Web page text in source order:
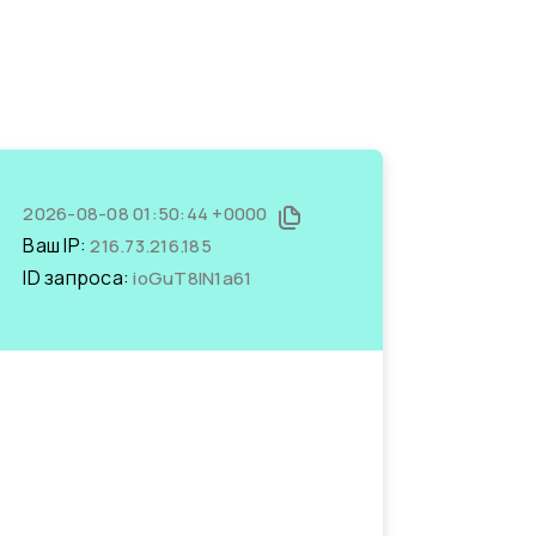
2026-08-08 01:50:44 +0000
Ваш IP:216.73.216.185
ID запроса:ioGuT8IN1a61